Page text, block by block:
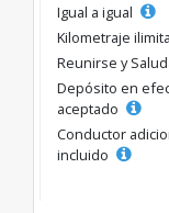
Igual a igual
Kilometraje
Reunirse y
Depósito en
aceptado
Conductor
incluido